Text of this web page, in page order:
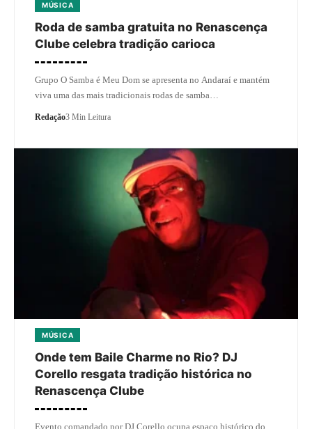
MÚSICA
Roda de samba gratuita no Renascença
Clube celebra tradição carioca
Grupo O Samba é Meu Dom se apresenta no Andaraí e mantém
viva uma das mais tradicionais rodas de samba…
Redação3 Min Leitura
MÚSICA
Onde tem Baile Charme no Rio? DJ
Corello resgata tradição histórica no
Renascença Clube
Evento comandado por DJ Corello ocupa espaço histórico do